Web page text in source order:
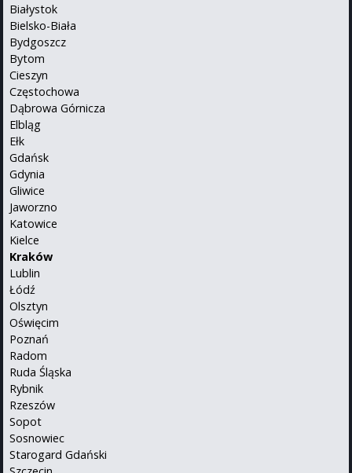
Białystok
Bielsko-Biała
Bydgoszcz
Bytom
Cieszyn
Częstochowa
Dąbrowa Górnicza
Elbląg
Ełk
Gdańsk
Gdynia
Gliwice
Jaworzno
Katowice
Kielce
Kraków
Lublin
Łódź
Olsztyn
Oświęcim
Poznań
Radom
Ruda Śląska
Rybnik
Rzeszów
Sopot
Sosnowiec
Starogard Gdański